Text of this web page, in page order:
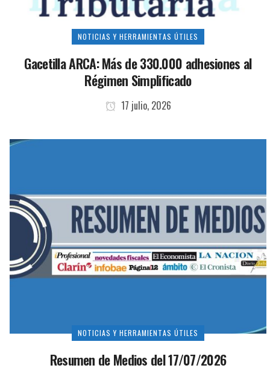
NOTICIAS Y HERRAMIENTAS ÚTILES
Gacetilla ARCA: Más de 330.000 adhesiones al
Régimen Simplificado
17 julio, 2026
NOTICIAS Y HERRAMIENTAS ÚTILES
Resumen de Medios del 17/07/2026